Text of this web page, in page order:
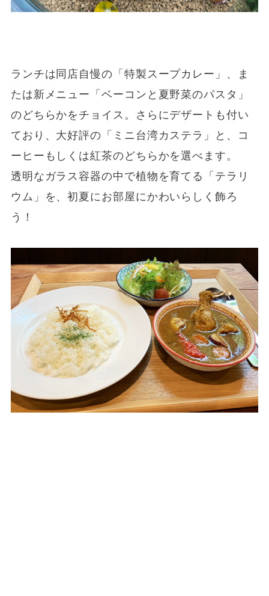
ランチは同店自慢の「特製スープカレー」、ま
たは新メニュー「ベーコンと夏野菜のパスタ」
のどちらかをチョイス。さらにデザートも付い
ており、大好評の「ミニ台湾カステラ」と、コ
ーヒーもしくは紅茶のどちらかを選べます。
透明なガラス容器の中で植物を育てる「テラリ
ウム」を、初夏にお部屋にかわいらしく飾ろ
う！